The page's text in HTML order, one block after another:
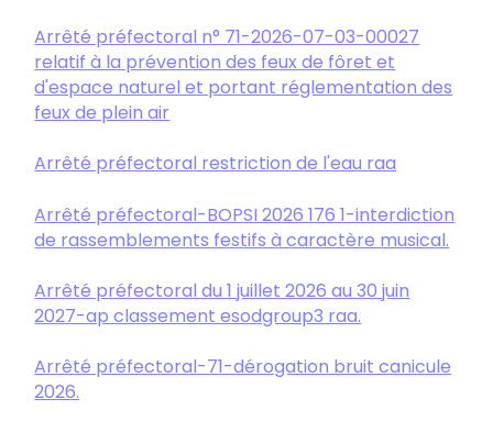
Arrêté préfectoral n° 71-2026-07-03-00027
relatif à la prévention des feux de fôret et
d'espace naturel et portant réglementation des
feux de plein air
Arrêté préfectoral restriction de l'eau raa
Arrêté préfectoral-BOPSI 2026 176 1-interdiction
de rassemblements festifs à caractère musical.
Arrêté préfectoral du 1 juillet 2026 au 30 juin
2027-ap classement esodgroup3 raa.
Arrêté préfectoral-71-dérogation bruit canicule
2026.